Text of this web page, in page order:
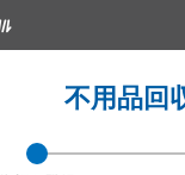
不用品回